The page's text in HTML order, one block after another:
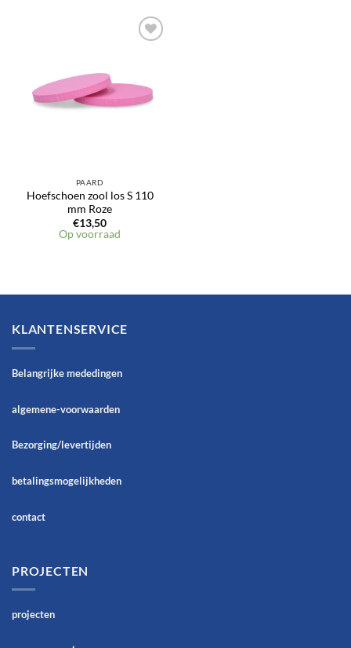
PAARD
Hoefschoen zool los S 110
mm Roze
€13,50
Op voorraad
KLANTENSERVICE
Belangrijke mededingen
algemene-voorwaarden
Bezorging/levertijden
betalingsmogelijkheden
contact
PROJECTEN
projecten